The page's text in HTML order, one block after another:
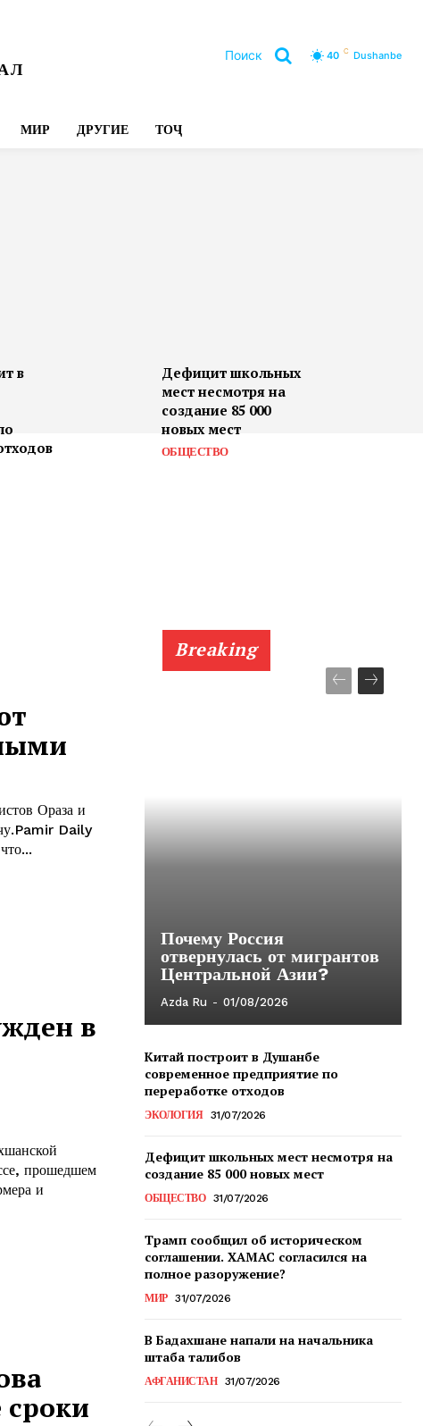
Поиск 40 C Dushanbe
МИР ДРУГИЕ ТОҶ
в
Дефицит школьных
мест несмотря на
создание 85 000
новых мест
ОБЩЕСТВО
Ораза и
Daily
в
прошедшем
и
Breaking
Почему Россия
отвернулась от мигрантов
Центральной Азии?
Azda Ru - 01/08/2026
Китай построит в Душанбе
современное предприятие по
переработке отходов
ЭКОЛОГИЯ 31/07/2026
Дефицит школьных мест несмотря на
создание 85 000 новых мест
ОБЩЕСТВО 31/07/2026
Трамп сообщил об историческом
соглашении. ХАМАС согласился на
полное разоружение?
МИР 31/07/2026
В Бадахшане напали на начальника
штаба талибов
АФГАНИСТАН 31/07/2026